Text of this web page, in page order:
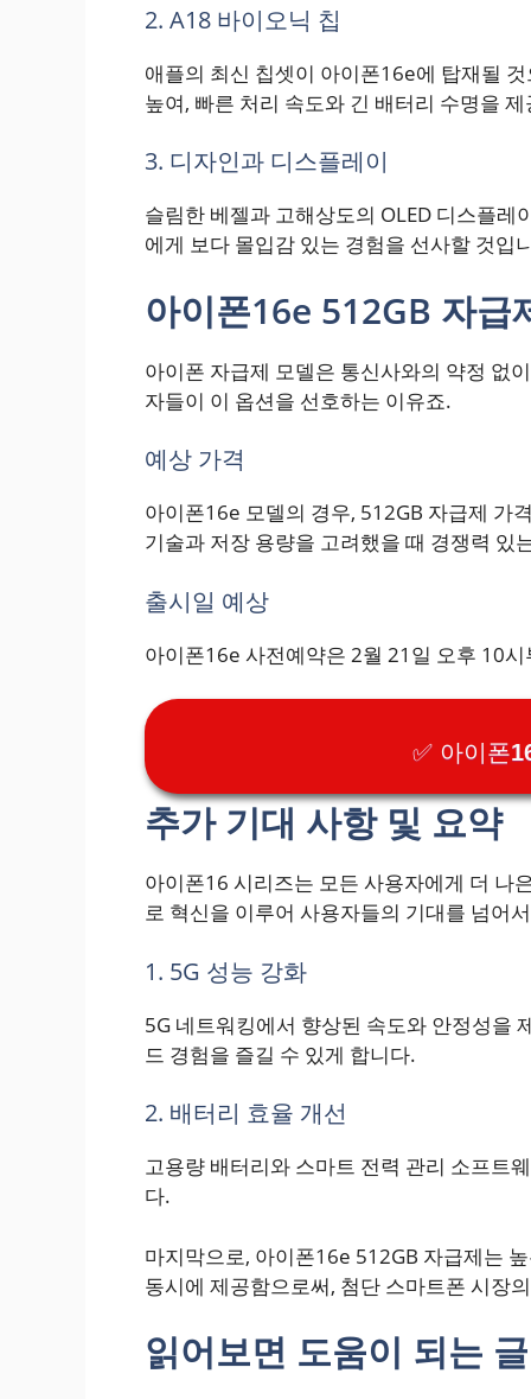
2. A18 바이오닉 칩
애플의 최신 칩셋이 아이폰16e에 탑재될
높여, 빠른 처리 속도와 긴 배터리 수명을
3. 디자인과 디스플레이
슬림한 베젤과 고해상도의 OLED 디스플
에게 보다 몰입감 있는 경험을 선사할 것입
아이폰16e 512GB 자급
아이폰 자급제 모델은 통신사와의 약정 없
자들이 이 옵션을 선호하는 이유죠.
예상 가격
아이폰16e 모델의 경우, 512GB 자급제 가
기술과 저장 용량을 고려했을 때 경쟁력 있
출시일 예상
아이폰16e 사전예약은 2월 21일 오후 10
✅ 아이폰
추가 기대 사항 및 요약
아이폰16 시리즈는 모든 사용자에게 더 나
로 혁신을 이루어 사용자들의 기대를 넘어
1. 5G 성능 강화
5G 네트워킹에서 향상된 속도와 안정성을
드 경험을 즐길 수 있게 합니다.
2. 배터리 효율 개선
고용량 배터리와 스마트 전력 관리 소프트
다.
마지막으로, 아이폰16e 512GB 자급제는
동시에 제공함으로써, 첨단 스마트폰 시장
읽어보면 도움이 되는 글